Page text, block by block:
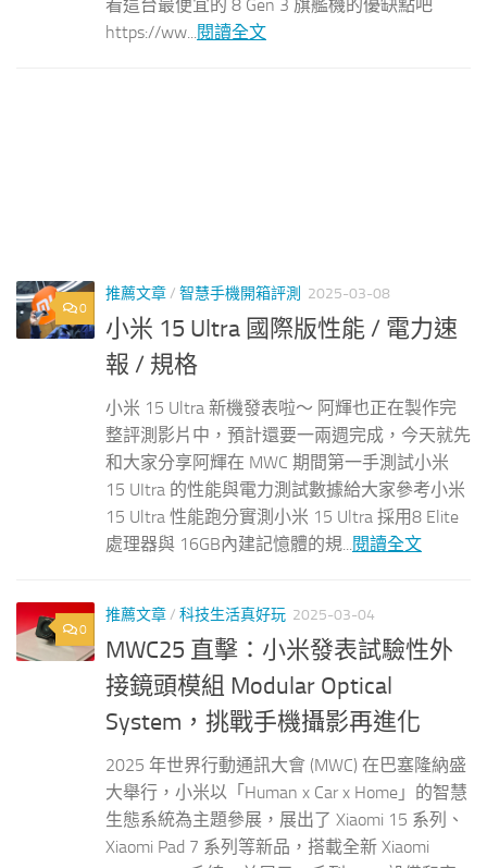
看這台最便宜的 8 Gen 3 旗艦機的優缺點吧
https://ww...閱讀全文
0
推薦文章/ 智慧手機開箱評測 2025-03-08
小米 15 Ultra 國際版性能 / 電力速
報 / 規格
小米 15 Ultra 新機發表啦～ 阿輝也正在製作完
整評測影片中，預計還要一兩週完成，今天就先
和大家分享阿輝在 MWC 期間第一手測試小米
15 UItra 的性能與電力測試數據給大家參考小米
15 Ultra 性能跑分實測小米 15 Ultra 採用8 Elite
處理器與 16GB內建記憶體的規...閱讀全文
0
推薦文章/ 科技生活真好玩 2025-03-04
MWC25 直擊：小米發表試驗性外
接鏡頭模組 Modular Optical
System，挑戰手機攝影再進化
2025 年世界行動通訊大會 (MWC) 在巴塞隆納盛
大舉行，小米以「Human x Car x Home」的智慧
生態系統為主題參展，展出了 Xiaomi 15 系列、
Xiaomi Pad 7 系列等新品，搭載全新 Xiaomi